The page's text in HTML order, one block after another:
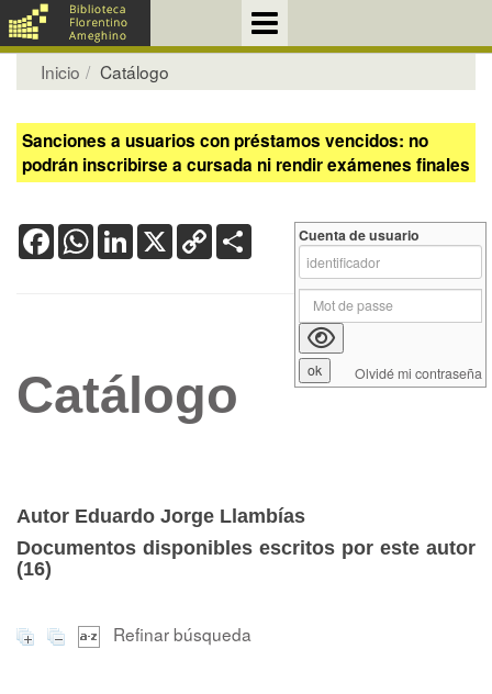
Inicio Catálogo
Sanciones a usuarios con préstamos vencidos: no
podrán inscribirse a cursada ni rendir exámenes finales
FacebookWhatsApp
LinkedIn
X Copy
Link
Catálogo
Autor Eduardo Jorge Llambías
Documentos disponibles escritos por este autor
(16)
Refinar búsqueda
Cuenta de usuario
Olvidé mi contraseña